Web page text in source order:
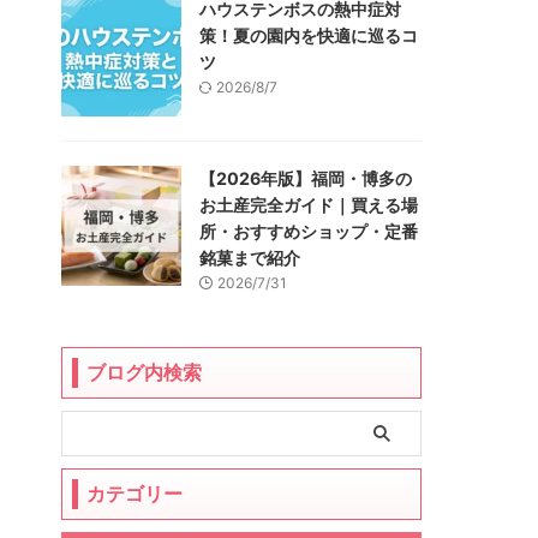
ハウステンボスの熱中症対
策！夏の園内を快適に巡るコ
ツ
2026/8/7
【2026年版】福岡・博多の
お土産完全ガイド｜買える場
所・おすすめショップ・定番
銘菓まで紹介
2026/7/31
ブログ内検索
カテゴリー